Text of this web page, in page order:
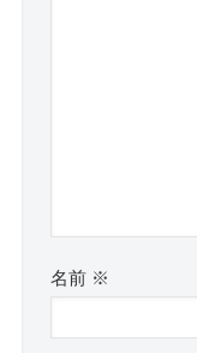
名前 ※